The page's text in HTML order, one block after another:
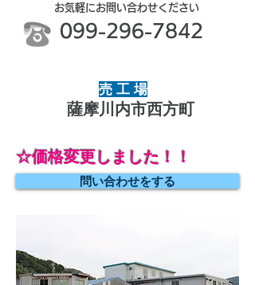
お気軽にお問い合わせください
099-296-7842
売 工 場
薩摩川内市西方町
☆価格変更しました！！
問い合わせをする